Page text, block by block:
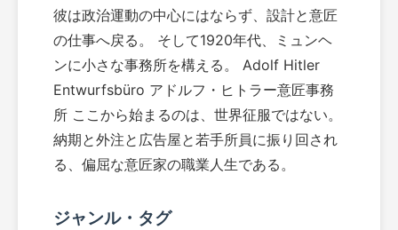
彼は政治運動の中心にはならず、設計と意匠
の仕事へ戻る。 そして1920年代、ミュンヘ
ンに小さな事務所を構える。 Adolf Hitler
Entwurfsbüro アドルフ・ヒトラー意匠事務
所 ここから始まるのは、世界征服ではない。
納期と外注と広告屋と若手所員に振り回され
る、偏屈な意匠家の職業人生である。
ジャンル・タグ